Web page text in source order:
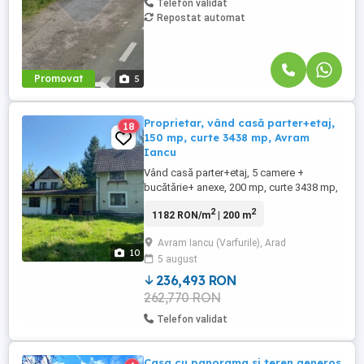
Promovat 5
Telefon validat
Repostat automat
10
18
Proprietar, vând casă parter+etaj,
150 mp, curte 3438 mp, Avram
Iancu
Vând casă parter+etaj, 5 camere +
bucătărie+ anexe, 200 mp, curte 3438 mp,
jud.Arad. Zonă liniștită și de un pitoresc
unei afaceri în domeniul turistic. Curtea are
deschidere la DN79A. Casa este
construită în 2003 din ...
1182 RON/m2| 200 m2
Avram Iancu (Varfurile), Arad
5 august
236,493 RON
262,770 RON
Telefon validat